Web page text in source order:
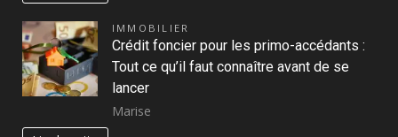
IMMOBILIER
Crédit foncier pour les primo-accédants :
Tout ce qu’il faut connaître avant de se
lancer
Marise